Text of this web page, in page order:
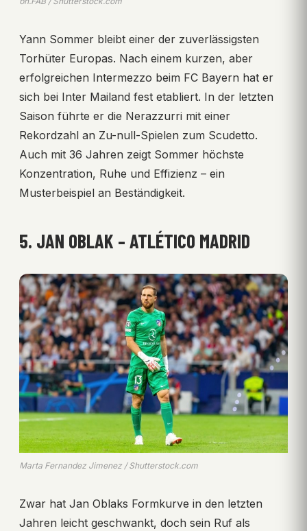
Yann Sommer bleibt einer der zuverlässigsten
Torhüter Europas. Nach einem kurzen, aber
erfolgreichen Intermezzo beim FC Bayern hat er
sich bei Inter Mailand fest etabliert. In der letzten
Saison führte er die Nerazzurri mit einer
Rekordzahl an Zu-null-Spielen zum Scudetto.
Auch mit 36 Jahren zeigt Sommer höchste
Konzentration, Ruhe und Effizienz – ein
Musterbeispiel an Beständigkeit.
5. JAN OBLAK – ATLÉTICO MADRID
Marta Fernandez Jimenez / Shutterstock.com
Zwar hat Jan Oblaks Formkurve in den letzten
Jahren leicht geschwankt, doch sein Ruf als